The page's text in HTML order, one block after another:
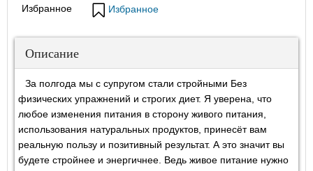
Избранное Избранное
Описание
За полгода мы с супругом стали стройными Без
физических упражнений и строгих диет. Я уверена, что
любое изменения питания в сторону живого питания,
использования натуральных продуктов, принесёт вам
реальную пользу и позитивный результат. А это значит вы
будете стройнее и энергичнее. Ведь живое питание нужно